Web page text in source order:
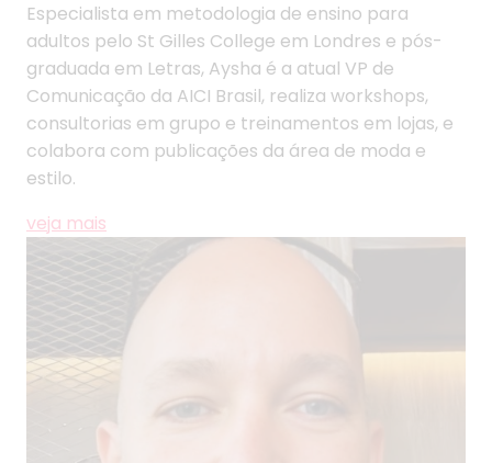
Especialista em metodologia de ensino para
adultos pelo St Gilles College em Londres e pós-
graduada em Letras, Aysha é a atual VP de
Comunicação da AICI Brasil, realiza workshops,
consultorias em grupo e treinamentos em lojas, e
colabora com publicações da área de moda e
estilo.
veja mais